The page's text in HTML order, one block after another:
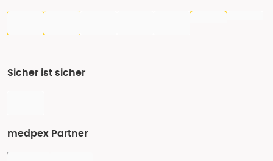
Sicher ist sicher
medpex Partner